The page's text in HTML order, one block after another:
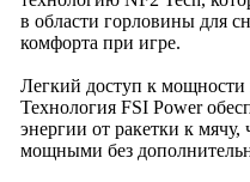
в области горловины для
комфорта при игре.
Легкий доступ к
Технология FSI Power
энергии от ракетки к мячу,
мощными без